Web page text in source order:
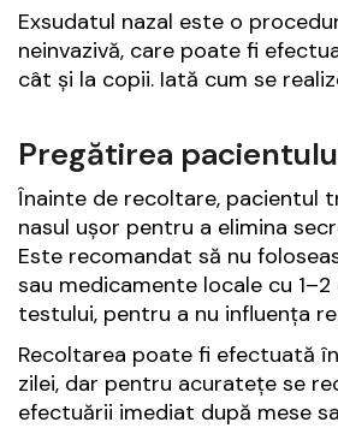
Exsudatul nazal este o
neinvazivă, care poate fi
cât și la copii. Iată cum se
Pregătirea
Înainte de recoltare, pacientul
nasul ușor pentru a elimina
Este recomandat să nu
sau medicamente locale cu
testului, pentru a nu influența
Recoltarea poate fi efectuată
zilei, dar pentru acuratețe se
efectuării imediat după mese